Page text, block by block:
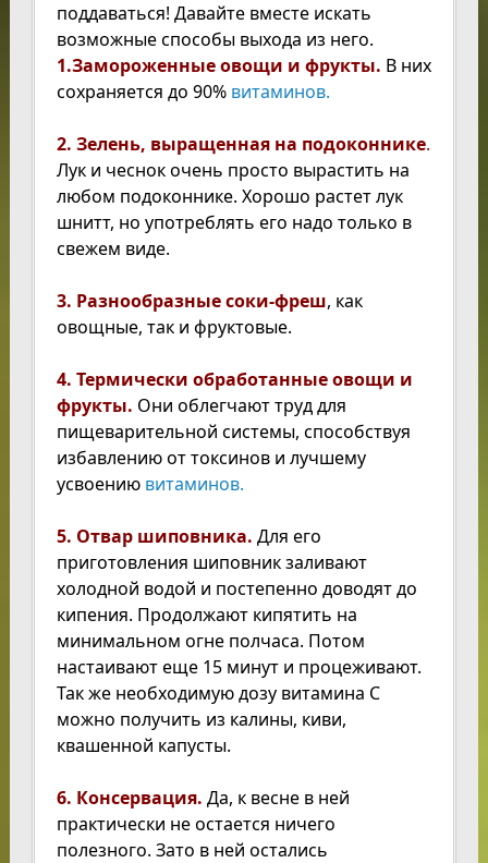
поддаваться! Давайте вместе искать
возможные способы выхода из него.
1.Замороженные овощи и фрукты. В них
сохраняется до 90% витаминов.
2. Зелень, выращенная на подоконнике.
Лук и чеснок очень просто вырастить на
любом подоконнике. Хорошо растет лук
шнитт, но употреблять его надо только в
свежем виде.
3. Разнообразные соки-фреш, как
овощные, так и фруктовые.
4. Термически обработанные овощи и
фрукты. Они облегчают труд для
пищеварительной системы, способствуя
избавлению от токсинов и лучшему
усвоению витаминов.
5. Отвар шиповника. Для его
приготовления шиповник заливают
холодной водой и постепенно доводят до
кипения. Продолжают кипятить на
минимальном огне полчаса. Потом
настаивают еще 15 минут и процеживают.
Так же необходимую дозу витамина С
можно получить из калины, киви,
квашенной капусты.
6. Консервация. Да, к весне в ней
практически не остается ничего
полезного. Зато в ней остались